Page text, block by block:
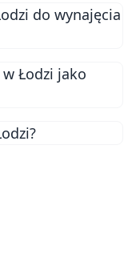
średnia
około 1600 zł
Aktualne dane o
do wynajęcia
Łodzi jako